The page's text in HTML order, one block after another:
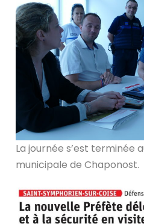
La journée s’est terminée
municipale de Chaponost.